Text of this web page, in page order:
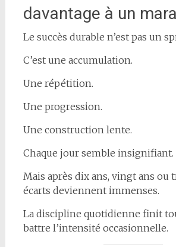
davantage à un
Le succès durable n’est pas un
C’est une accumulation.
Une répétition.
Une progression.
Une construction lente.
Chaque jour semble insignifiant.
Mais après dix ans, vingt ans ou
écarts deviennent immenses.
La discipline quotidienne finit
battre l’intensité occasionnelle.